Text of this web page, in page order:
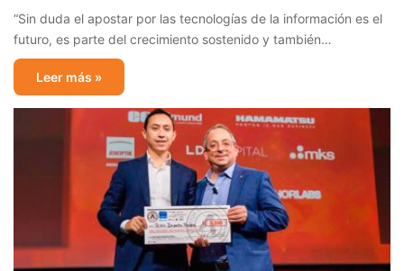
“Sin duda el apostar por las tecnologías de la información es el
futuro, es parte del crecimiento sostenido y también…
Leer más »